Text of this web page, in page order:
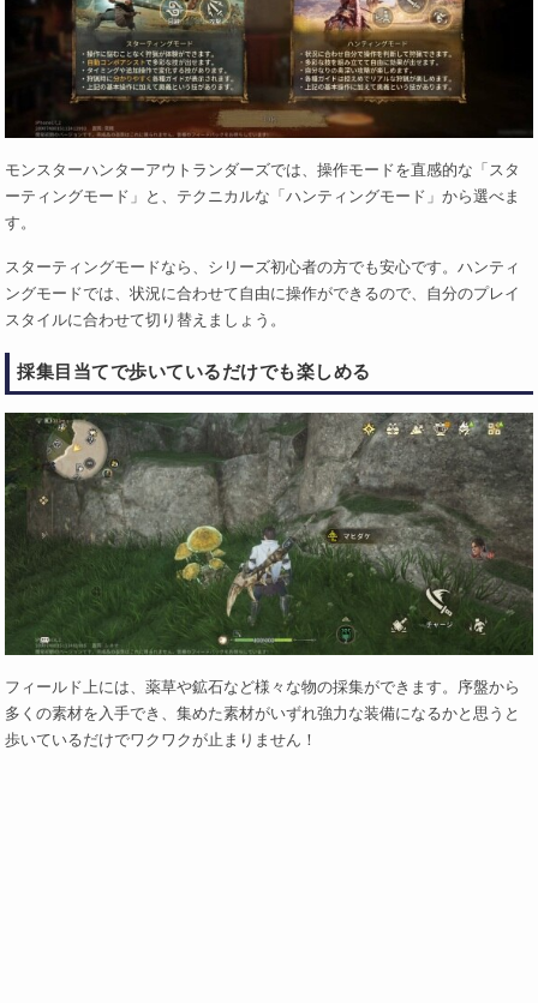
モンスターハンターアウトランダーズでは、操作モードを直感的な「スタ
ーティングモード」と、テクニカルな「ハンティングモード」から選べま
す。
スターティングモードなら、シリーズ初心者の方でも安心です。ハンティ
ングモードでは、状況に合わせて自由に操作ができるので、自分のプレイ
スタイルに合わせて切り替えましょう。
採集目当てで歩いているだけでも楽しめる
フィールド上には、薬草や鉱石など様々な物の採集ができます。序盤から
多くの素材を入手でき、集めた素材がいずれ強力な装備になるかと思うと
歩いているだけでワクワクが止まりません！